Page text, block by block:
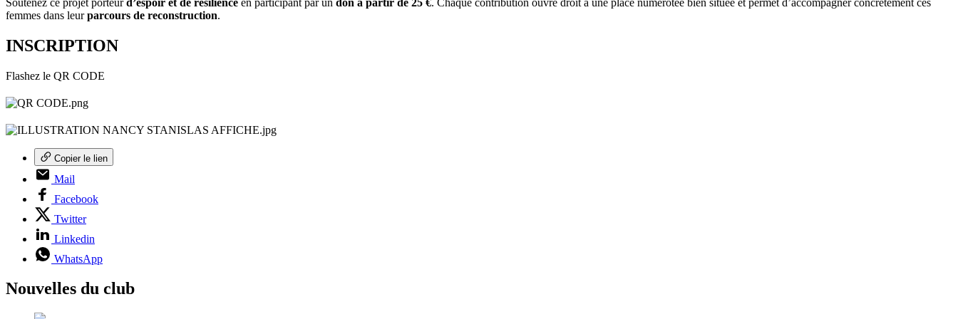
Soutenez ce projet porteurd’espoir et de résilience en participant par un don à partir de 25 €. Chaque contribution ouvre droit à une place numérotée bien située et permet d’accompagner concrètement ces
femmes dans leurparcours de reconstruction.
INSCRIPTION
Flashez le QR CODE
Copier le lien
Mail
Facebook
Twitter
Linkedin
WhatsApp
Nouvelles du club